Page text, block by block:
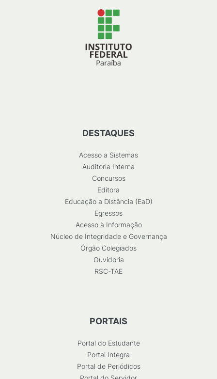
DESTAQUES
Acesso a Sistemas
Auditoria Interna
Concursos
Editora
Educação a Distância (EaD)
Egressos
Acesso à Informação
Núcleo de Integridade e Governança
Órgão Colegiados
Ouvidoria
RSC-TAE
PORTAIS
Portal do Estudante
Portal Integra
Portal de Periódicos